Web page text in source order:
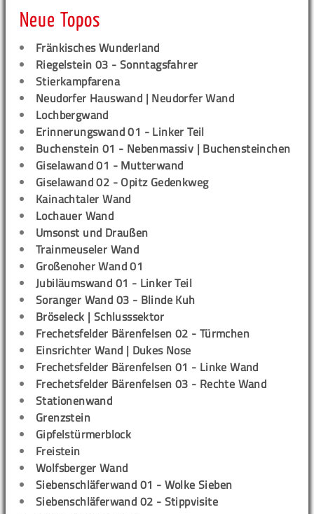
Neue Topos
Fränkisches Wunderland
Riegelstein 03 - Sonntagsfahrer
Stierkampfarena
Neudorfer Hauswand | Neudorfer Wand
Lochbergwand
Erinnerungswand 01 - Linker Teil
Buchenstein 01 - Nebenmassiv | Buchensteinchen
Giselawand 01 - Mutterwand
Giselawand 02 - Opitz Gedenkweg
Kainachtaler Wand
Lochauer Wand
Umsonst und Draußen
Trainmeuseler Wand
Großenoher Wand 01
Jubiläumswand 01 - Linker Teil
Soranger Wand 03 - Blinde Kuh
Bröseleck | Schlusssektor
Frechetsfelder Bärenfelsen 02 - Türmchen
Einsrichter Wand | Dukes Nose
Frechetsfelder Bärenfelsen 01 - Linke Wand
Frechetsfelder Bärenfelsen 03 - Rechte Wand
Stationenwand
Grenzstein
Gipfelstürmerblock
Freistein
Wolfsberger Wand
Siebenschläferwand 01 - Wolke Sieben
Siebenschläferwand 02 - Stippvisite